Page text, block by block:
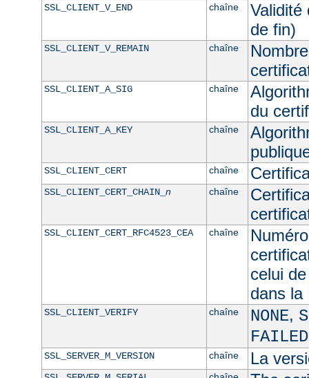
SSL_CLIENT_V_END chaîne
Validité
de fin)
SSL_CLIENT_V_REMAIN chaîne
SSL_CLIENT_A_SIG chaîne
du
SSL_CLIENT_A_KEY chaîne
SSL_CLIENT_CERT chaîne
SSL_CLIENT_CERT_CHAIN_ n chaîne
SSL_CLIENT_CERT_RFC4523_CEA chaîne
celui
dans la
SSL_CLIENT_VERIFY chaîne NONE,
SSL_SERVER_M_VERSION chaîne La